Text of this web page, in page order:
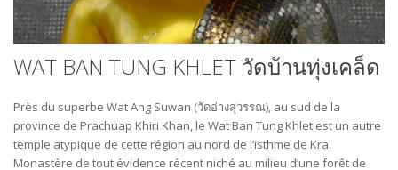
WAT BAN TUNG KHLET วัดบ้านทุ่งเคล็ด
Près du superbe Wat Ang Suwan (วัดอ่างสุวรรณ), au sud de la
province de Prachuap Khiri Khan, le Wat Ban Tung Khlet est un autre
temple atypique de cette région au nord de l’isthme de Kra.
Monastère de tout évidence récent niché au milieu d’une forêt de